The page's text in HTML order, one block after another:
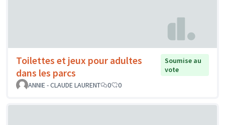
Toilettes et jeux pour adultes
dans les parcs
Soumise au
vote
ANNIE - CLAUDE LAURENT
0 0